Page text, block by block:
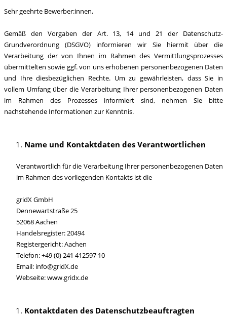
Sehr geehrte Bewerber:innen,
Gemäß den Vorgaben der Art. 13, 14 und 21 der Datenschutz-
Grundverordnung (DSGVO) informieren wir Sie hiermit über die
Verarbeitung der von Ihnen im Rahmen des Vermittlungsprozesses
übermittelten sowie ggf. von uns erhobenen personenbezogenen Daten
und Ihre diesbezüglichen Rechte. Um zu gewährleisten, dass Sie in
vollem Umfang über die Verarbeitung Ihrer personenbezogenen Daten
im Rahmen des Prozesses informiert sind, nehmen Sie bitte
nachstehende Informationen zur Kenntnis.
Name und Kontaktdaten des Verantwortlichen
Verantwortlich für die Verarbeitung Ihrer personenbezogenen Daten
im Rahmen des vorliegenden Kontakts ist die
gridX GmbH
Dennewartstraße 25
52068 Aachen
Handelsregister: 20494
Registergericht: Aachen
Telefon: +49 (0) 241 412597 10
Email: info@gridX.de
Webseite: www.gridx.de
Kontaktdaten des Datenschutzbeauftragten